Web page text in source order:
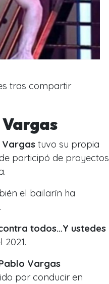
tras compartir
Vargas tuvo su propia
participó de proyectos
el bailarín ha
todos…Y ustedes
2021.
Vargas
por conducir en